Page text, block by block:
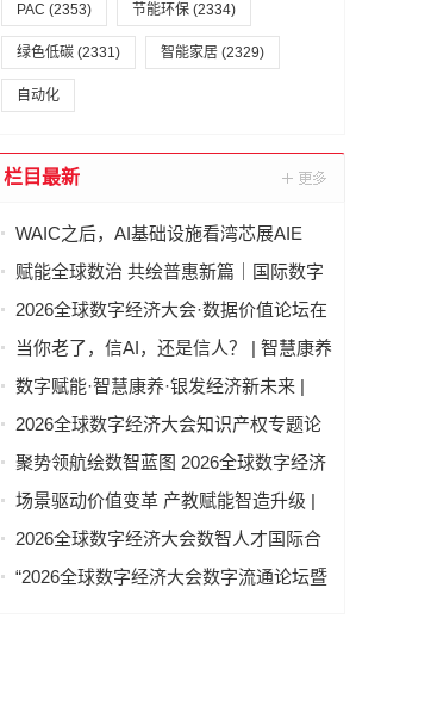
PAC (2353) 节能环保 (2334)
绿色低碳 (2331) 智能家居 (2329)
自动化
栏目最新
WAIC之后，AI基础设施看湾芯展AIE
赋能全球数治 共绘普惠新篇｜国际数字
经济治理与领军人才能力建设项目（第
2026全球数字经济大会·数据价值论坛在
北京隆重举行
当你老了，信AI，还是信人？ | 智慧康养
论坛上，这个问题激辩了数个小时
数字赋能·智慧康养·银发经济新未来 |
2026全球数字经济大会—智慧康养产业
2026全球数字经济大会知识产权专题论
坛 “知识产权赋能新质生产力发展” 成功
聚势领航绘数智蓝图 2026全球数字经济
大会物联网与智慧城市专题论坛成功举
场景驱动价值变革 产教赋能智造升级 |
2026全球数字经济大会AI+制造场景落地
2026全球数字经济大会数智人才国际合
作论坛在京举办
“2026全球数字经济大会数字流通论坛暨